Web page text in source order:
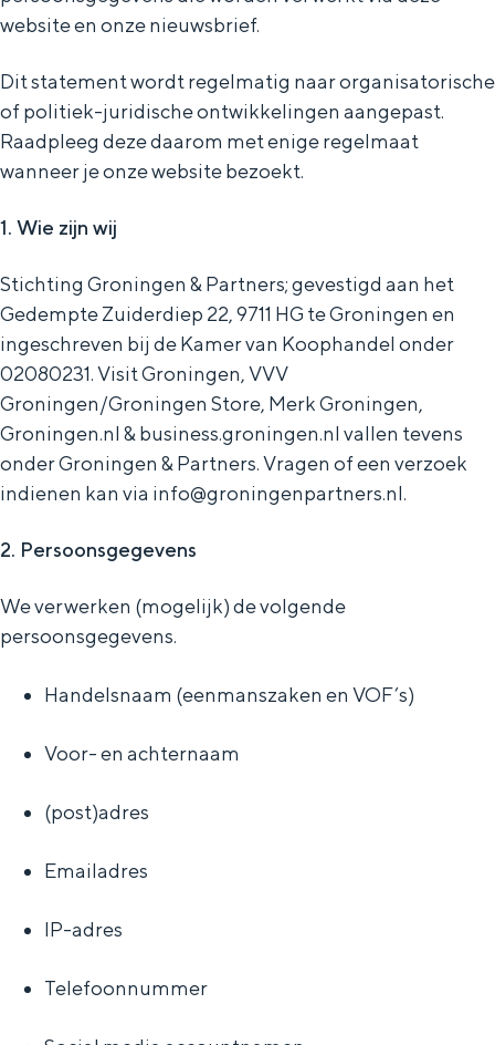
authenticiteit en bijzondere ervaringen
VOOR ONDERNEMERS
Diensten voor ondernemers
Toolkits
Beeldbank
je zelf mee aan de slag kunt.
Het verhaal van Groningen
website en onze nieuwsbrief.
Dit statement wordt regelmatig naar organisatorische
of politiek-juridische ontwikkelingen aangepast.
Raadpleeg deze daarom met enige regelmaat
wanneer je onze website bezoekt.
1. Wie zijn wij
Stichting Groningen & Partners; gevestigd aan het
Gedempte Zuiderdiep 22, 9711 HG te Groningen en
ingeschreven bij de Kamer van Koophandel onder
02080231. Visit Groningen, VVV
Groningen/Groningen Store, Merk Groningen,
Groningen.nl & business.groningen.nl vallen tevens
onder Groningen & Partners. Vragen of een verzoek
indienen kan via info@groningenpartners.nl.
2. Persoonsgegevens
We verwerken (mogelijk) de volgende
persoonsgegevens.
Handelsnaam (eenmanszaken en VOF’s)
Voor- en achternaam
(post)adres
Emailadres
IP-adres
Telefoonnummer